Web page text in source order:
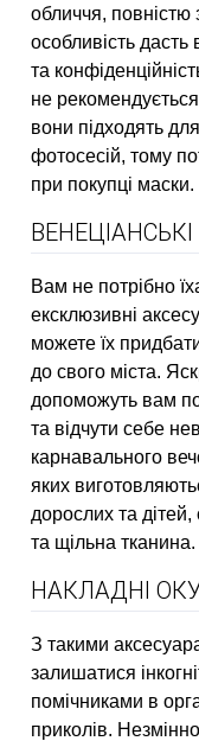
обличчя, повністю
особливість дасть
та
не
вони підходять
фотосесій, тому
при покупці маски.
Вам не потрібно
ексклюзивні
можете їх
до свого міста.
допоможуть вам
та відчути себе
карнавального
яких
дорослих та
та щільна тканина.
НАКЛАДНІ
З такими
залишатися
помічниками в
приколів.